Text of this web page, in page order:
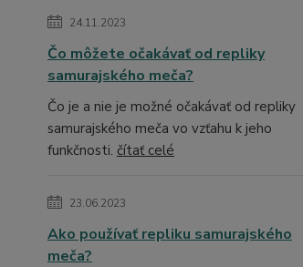
24.11.2023
Čo môžete očakávať od repliky
samurajského meča?
Čo je a nie je možné očakávať od repliky
samurajského meča vo vzťahu k jeho
funkčnosti. čítať celé
23.06.2023
Ako používať repliku samurajského
meča?